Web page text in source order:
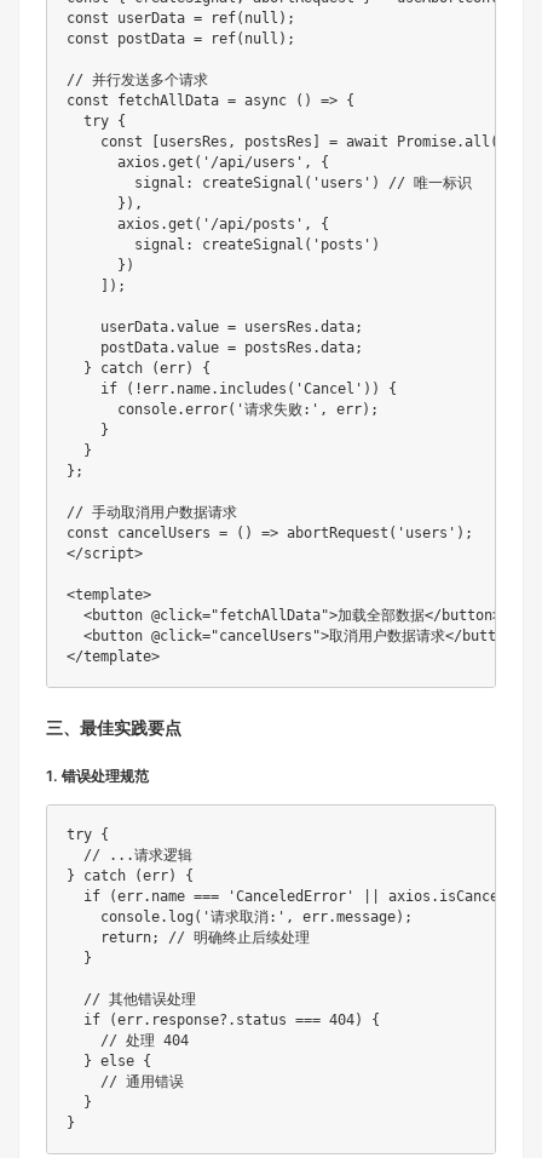
const userData = ref(null);
const postData = ref(null);
// 并行发送多个请求
const fetchAllData = async () => {
  try {
    const [usersRes, postsRes] = await Promise.all([
      axios.get('/api/users', {
        signal: createSignal('users') // 唯一标识
      }),
      axios.get('/api/posts', {
        signal: createSignal('posts')
      })
    ]);
    userData.value = usersRes.data;
    postData.value = postsRes.data;
  } catch (err) {
    if (!err.name.includes('Cancel')) {
      console.error('请求失败:', err);
    }
  }
};
// 手动取消用户数据请求
const cancelUsers = () => abortRequest('users');
</script>
<template>
  <button @click="fetchAllData">加载全部数据</button>
  <button @click="cancelUsers">取消用户数据请求</button>
</template>
三、最佳实践要点
1. 错误处理规范
try {
  // ...请求逻辑
} catch (err) {
if (err.name === 'CanceledError' ||
    console.log('请求取消:', err.message);
    return; // 明确终止后续处理
  }
  // 其他错误处理
  if (err.response?.status === 404) {
    // 处理 404
  } else {
    // 通用错误
  }
}